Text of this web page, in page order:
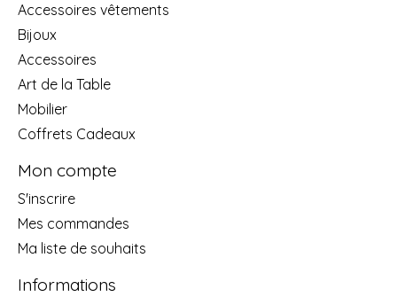
Accessoires vêtements
Bijoux
Accessoires
Art de la Table
Mobilier
Coffrets Cadeaux
Mon compte
S'inscrire
Mes commandes
Ma liste de souhaits
Informations